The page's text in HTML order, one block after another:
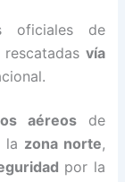
oficiales de
vía
aéreosde
zona norte,
por la